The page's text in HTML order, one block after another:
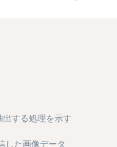
する処理を示す
した画像データ